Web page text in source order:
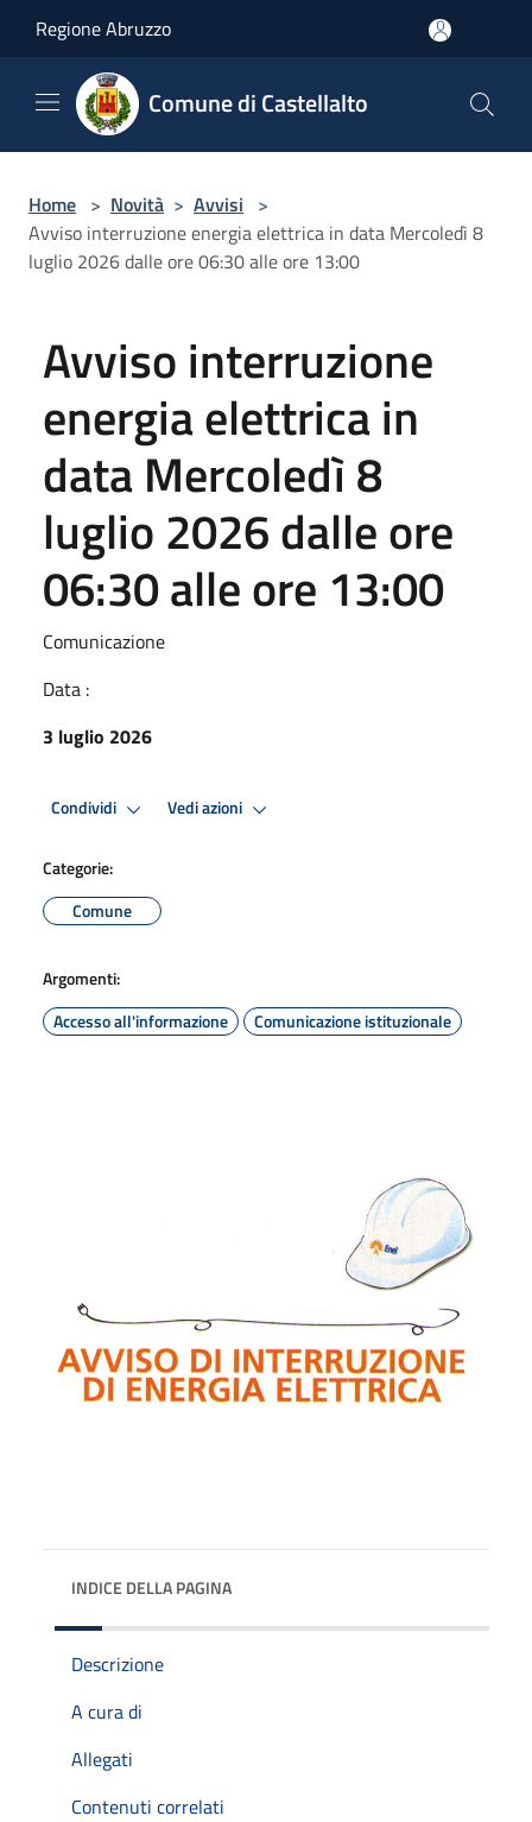
Regione Abruzzo
Comune di Castellalto
Home > Novità > Avvisi >
Avviso interruzione energia elettrica in data Mercoledì 8
luglio 2026 dalle ore 06:30 alle ore 13:00
Avviso interruzione
energia elettrica in
data Mercoledì 8
luglio 2026 dalle ore
06:30 alle ore 13:00
Comunicazione
Data :
3 luglio 2026
Condividi Vedi azioni
Categorie:
Comune
Argomenti:
Accesso all'informazione
Comunicazione istituzionale
INDICE DELLA PAGINA
Descrizione
A cura di
Allegati
Contenuti correlati